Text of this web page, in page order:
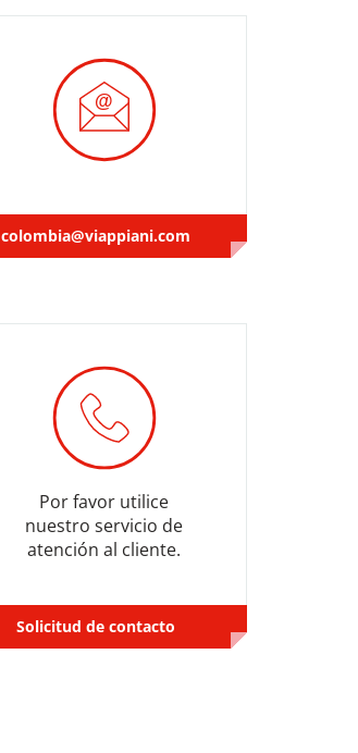
colombia@viappiani.com
Por favor utilice
nuestro servicio de
atención al cliente.
Solicitud de contacto